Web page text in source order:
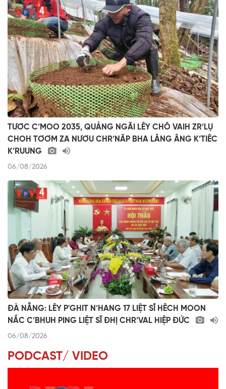
TƯƠC C’MOO 2035, QUẢNG NGÃI LÊY CHÔ VAIH ZR’LỤ
CHOH TƠƠM ZA NƯƠU CHR’NĂP BHA LÂNG ÂNG K’TIÊC
K’RUUNG
06/08/2026
ĐÀ NẴNG: LÊY P'GHIT N’HANG 17 LIỆT SĨ HÊCH MOON
NẮC C’BHUH PING LIỆT SĨ ĐHỊ CHR’VAL HIỆP ĐỨC
06/08/2026
PODCAST/ VIDEO